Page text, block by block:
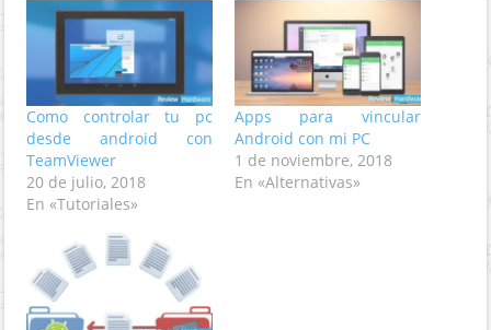
Como controlar tu pc
desde android con
TeamViewer
20 de julio, 2018
En «Tutoriales»
Apps para vincular
Android con mi PC
1 de noviembre, 2018
En «Alternativas»